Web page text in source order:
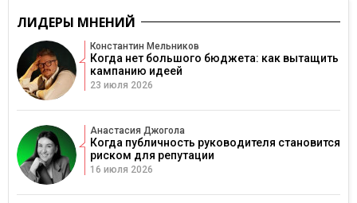
ЛИДЕРЫ МНЕНИЙ
Константин Мельников
Когда нет большого бюджета: как вытащить
кампанию идеей
23 июля 2026
Анастасия Джогола
Когда публичность руководителя становится
риском для репутации
16 июля 2026